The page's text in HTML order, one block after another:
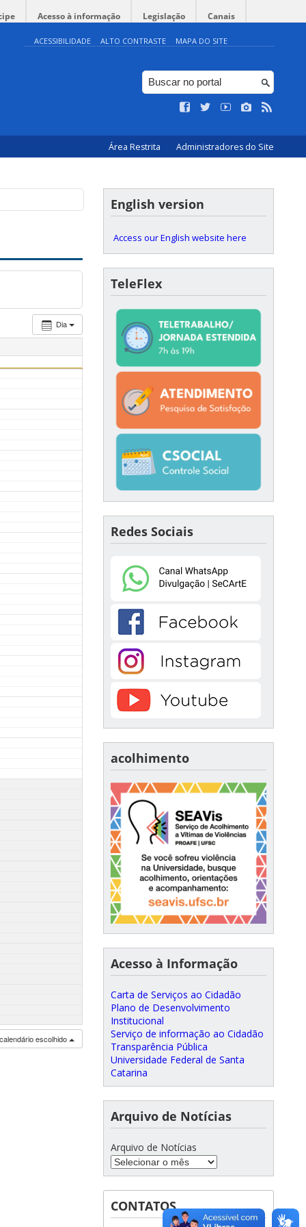
Acesso à informação Legislação Canais
ACESSIBILIDADE ALTO CONTRASTE MAPA DO SITE
Área Restrita Administradores do Site
Dia
escolhido
English version
Access our English website here
TeleFlex
Redes Sociais
acolhimento
Acesso à Informação
Carta de Serviços ao Cidadão
Plano de Desenvolvimento
Institucional
Serviço de informação ao Cidadão
Transparência Pública
Universidade Federal de Santa
Catarina
Arquivo de Notícias
Arquivo de Notícias
CONTATOS